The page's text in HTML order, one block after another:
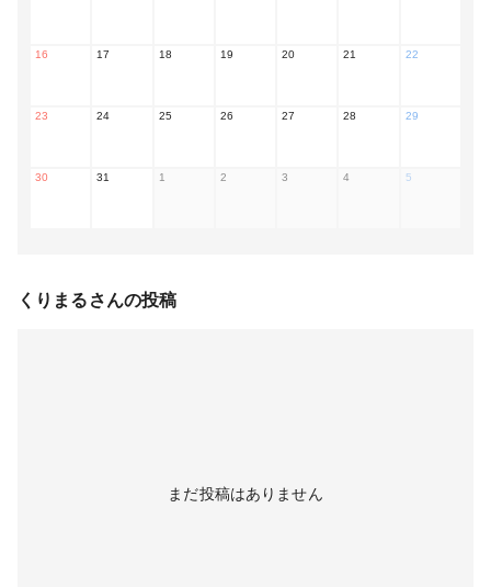
16 17 18 19 20 21 22
23 24 25 26 27 28 29
30 31 1 2 3 4 5
くりまる さんの投稿
まだ投稿はありません